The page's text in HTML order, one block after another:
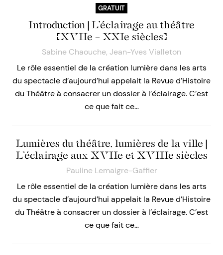
GRATUIT
Introduction | L’éclairage au théâtre
(XVIIe – XXIe siècles)
Sabine Chaouche, Jean-Yves Vialleton
Le rôle essentiel de la création lumière dans les arts
du spectacle d’aujourd’hui appelait la Revue d’Histoire
du Théâtre à consacrer un dossier à l’éclairage. C’est
ce que fait ce…
Lumières du théâtre, lumières de la ville |
L’éclairage aux XVIIe et XVIIIe siècles
Pauline Lemaigre-Gaffier
Le rôle essentiel de la création lumière dans les arts
du spectacle d’aujourd’hui appelait la Revue d’Histoire
du Théâtre à consacrer un dossier à l’éclairage. C’est
ce que fait ce…